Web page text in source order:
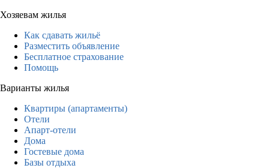
Хозяевам жилья
Как сдавать жильё
Разместить объявление
Бесплатное страхование
Помощь
Варианты жилья
Квартиры (апартаменты)
Отели
Апарт-отели
Дома
Гостевые дома
Базы отдыха